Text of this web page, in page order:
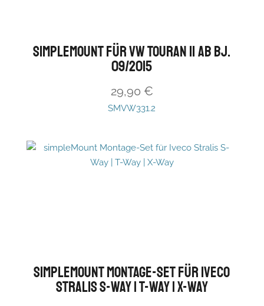
simpleMount für VW Touran II ab Bj.
09/2015
29,90 €
SMVW331.2
simpleMount Montage-Set für Iveco
Stralis S-Way | T-Way | X-Way